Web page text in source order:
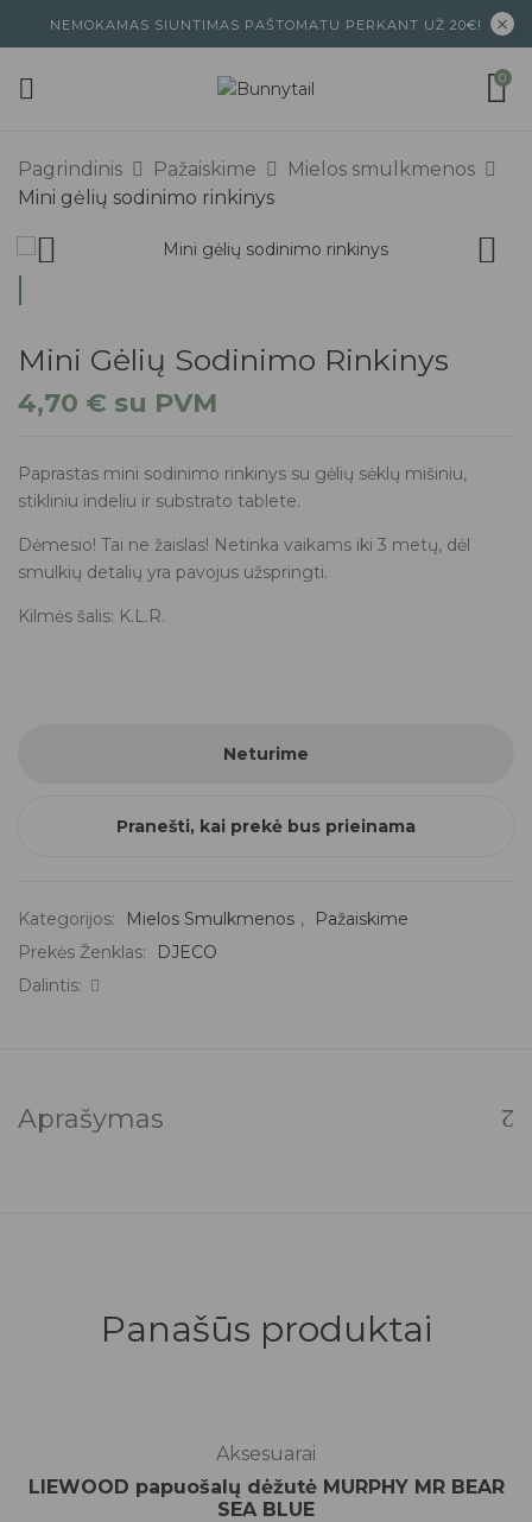
NEMOKAMAS SIUNTIMAS PAŠTOMATU PERKANT UŽ 20€!
0
Pagrindinis Pažaiskime
Mielos smulkmenos
Mini gėlių sodinimo rinkinys
Mini Gėlių Sodinimo Rinkinys
4,70 € su PVM
Paprastas mini sodinimo rinkinys su gėlių sėklų mišiniu,
stikliniu indeliu ir substrato tablete.
Dėmesio! Tai ne žaislas! Netinka vaikams iki 3 metų, dėl
smulkių detalių yra pavojus užspringti.
Kilmės šalis: K.L.R.
Neturime
Pranešti, kai prekė bus prieinama
Kategorijos: Mielos Smulkmenos ,
Pažaiskime
Prekės Ženklas:
DJECO
Dalintis:
Aprašymas
Panašūs produktai
Aksesuarai
LIEWOOD papuošalų dėžutė MURPHY MR BEAR
SEA BLUE